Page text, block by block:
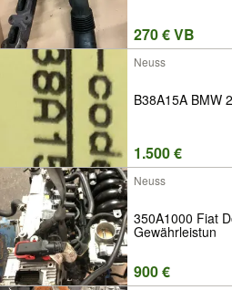
270 € VB
Neuss
B38A15A BMW
1.500 €
Neuss
350A1000 Fiat
Gewährleistun
900 €